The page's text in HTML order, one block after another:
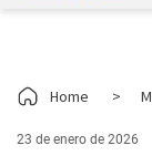
Home >
23 de enero de 2026